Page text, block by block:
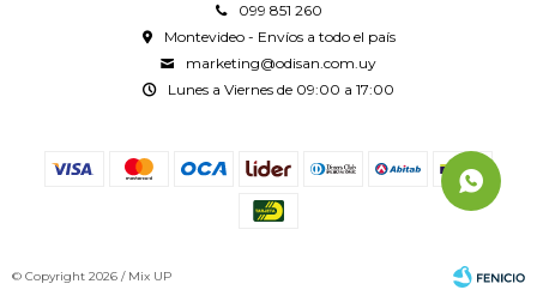
099 851 260
Montevideo - Envíos a todo el país
marketing@odisan.com.uy
Lunes a Viernes de 09:00 a 17:00
© Copyright 2026 / Mix UP